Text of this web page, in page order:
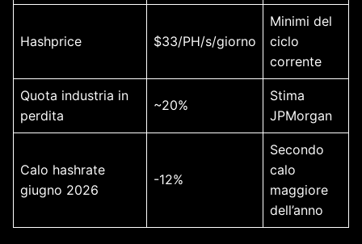
Hashprice $33/PH/s/giorno
Minimi del
ciclo
corrente
Quota industria in
perdita
~20%
Stima
JPMorgan
Calo hashrate
giugno 2026
-12%
Secondo
calo
maggiore
dell’anno